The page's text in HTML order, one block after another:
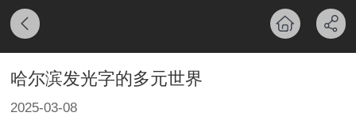
哈尔滨发光字的多元世界
2025-03-08